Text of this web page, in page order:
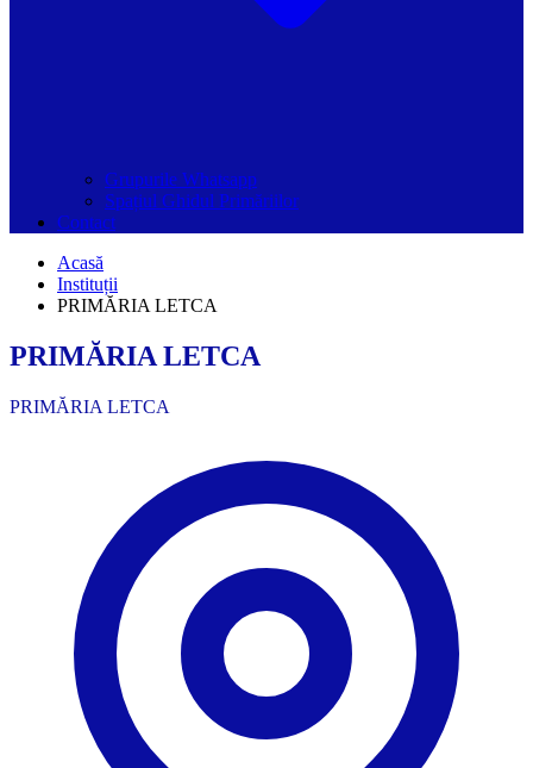
Grupurile Whatsapp
Spațiul Ghidul Primăriilor
Contact
Acasă
Instituții
PRIMĂRIA LETCA
PRIMĂRIA LETCA
PRIMĂRIA LETCA